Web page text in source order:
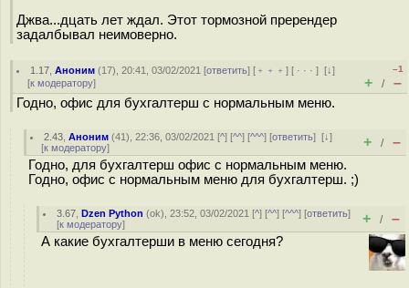
Джва...дцать лет ждал. Этот тормозной пререндер
задалбывал неимоверно.
1.17 ,Аноним (17), 20:41, 03/02/2021 [ответить] [ ﹢﹢﹢] [ · · ·][↓]
[к модератору]
–1
+ / –
Годно, офис для бухгалтерш с нормальным меню.
2.43 ,Аноним (41), 22:36, 03/02/2021 [^] [^^] [^^^] [ответить][↓]
[к модератору] + / –
Годно, для бухгалтерш офис с нормальным меню.
Годно, офис с нормальным меню для бухгалтерш. ;)
3.67 ,Dzen Python (ok), 23:52, 03/02/2021 [^] [^^] [^^^] [ответить]
[к модератору] + / –
А какие бухгалтерши в меню сегодня?